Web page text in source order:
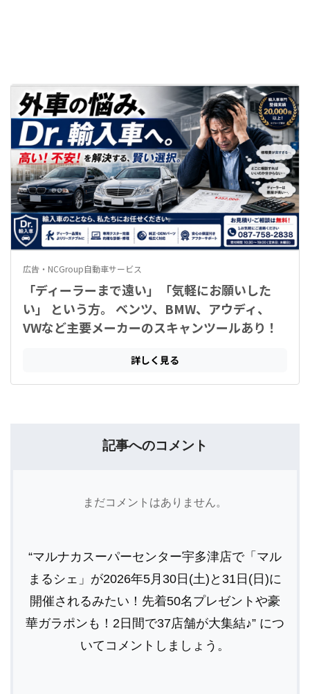
記事へのコメント
まだコメントはありません。
“マルナカスーパーセンター宇多津店で「マル
まるシェ」が2026年5月30日(土)と31日(日)に
開催されるみたい！先着50名プレゼントや豪
華ガラポンも！2日間で37店舗が大集結♪” につ
いてコメントしましょう。